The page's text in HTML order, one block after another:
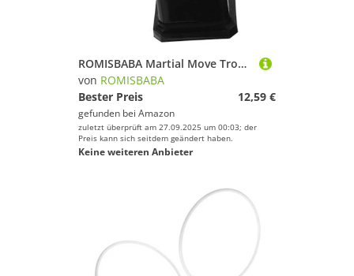
ROMISBABA Martial Move Trophäe Kampfsport Pokal aus Langlebigem für Wettbewerb Feier Zeremonie für Schule Kindergarten
von ROMISBABA
Bester Preis
12,59 €
gefunden bei Amazon
zuletzt überprüft am 27.09.2025 um 00:03; der
Preis kann sich seitdem geändert haben.
Keine weiteren Anbieter